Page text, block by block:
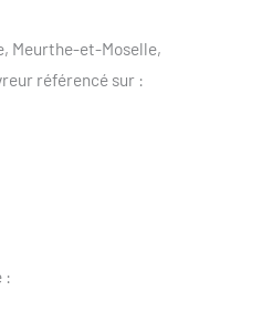
Meurthe-et-Moselle,
référencé sur :
: